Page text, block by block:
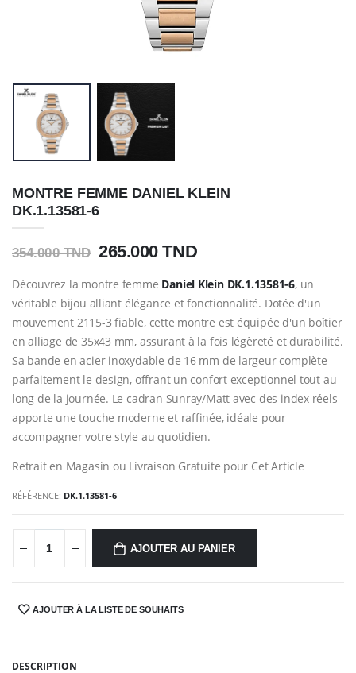
MONTRE FEMME DANIEL KLEIN
DK.1.13581-6
354.000 TND 265.000 TND
Découvrez la montre femme Daniel Klein DK.1.13581-6, un
véritable bijou alliant élégance et fonctionnalité. Dotée d'un
mouvement 2115-3 fiable, cette montre est équipée d'un boîtier
en alliage de 35x43 mm, assurant à la fois légèreté et durabilité.
Sa bande en acier inoxydable de 16 mm de largeur complète
parfaitement le design, offrant un confort exceptionnel tout au
long de la journée. Le cadran Sunray/Matt avec des index réels
apporte une touche moderne et raffinée, idéale pour
accompagner votre style au quotidien.
Retrait en Magasin ou Livraison Gratuite pour Cet Article
RÉFÉRENCE: DK.1.13581-6
AJOUTER AU PANIER
SHARE:AJOUTER À LA LISTE DE SOUHAITS
DESCRIPTION